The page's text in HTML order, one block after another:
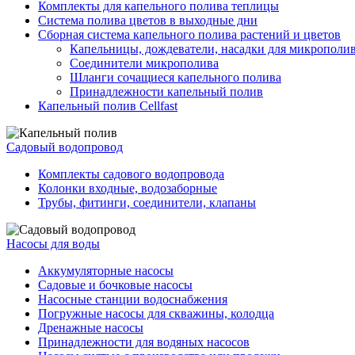
Комплекты для капельного полива теплицы
Система полива цветов в выходные дни
Сборная система капельного полива растений и цветов
Капельницы, дождеватели, насадки для
Соединители микрополива
Шланги сочащиеся капельного полива
Принадлежности капельный полив
Капельный полив Cellfast
Садовый водопровод
Комплекты садового водопровода
Колонки входные, водозаборные
Трубы, фитинги, соединители, клапаны
Насосы для воды
Аккумуляторные насосы
Садовые и бочковые насосы
Насосные станции водоснабжения
Погружные насосы для скважины, колодца
Дренажные насосы
Принадлежности для водяных насосов